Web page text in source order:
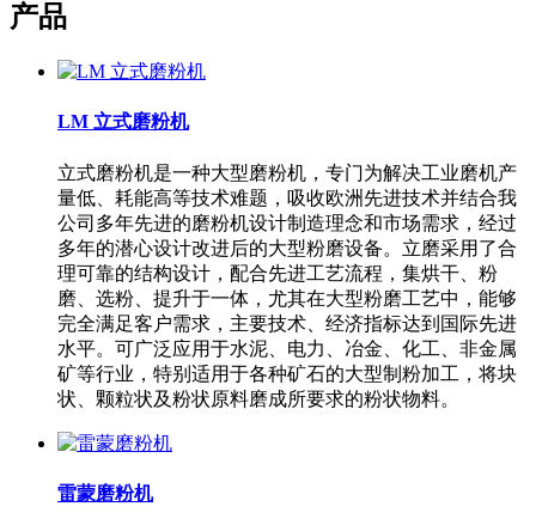
产品
LM 立式磨粉机
立式磨粉机是一种大型磨粉机，专门为解决工业磨机产
量低、耗能高等技术难题，吸收欧洲先进技术并结合我
公司多年先进的磨粉机设计制造理念和市场需求，经过
多年的潜心设计改进后的大型粉磨设备。立磨采用了合
理可靠的结构设计，配合先进工艺流程，集烘干、粉
磨、选粉、提升于一体，尤其在大型粉磨工艺中，能够
完全满足客户需求，主要技术、经济指标达到国际先进
水平。可广泛应用于水泥、电力、冶金、化工、非金属
矿等行业，特别适用于各种矿石的大型制粉加工，将块
状、颗粒状及粉状原料磨成所要求的粉状物料。
雷蒙磨粉机